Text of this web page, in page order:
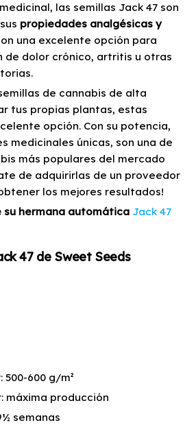
las semillas Jack 47 son
propiedades analgésicas y
una excelente opción para
de dolor crónico, artritis u otras
de cannabis de alta
tus propias plantas, estas
opción. Con su potencia,
medicinales únicas, son una de
más populares del mercado
de adquirirlas de un proveedor
los mejores resultados!
su hermana automática Jack 47
47 de Sweet Seeds
600 g/m²
máxima producción
semanas